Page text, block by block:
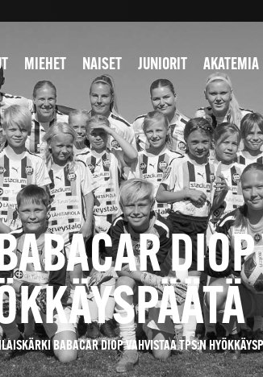
MIEHET NAISET JUNIORIT AKATEMIA
BABACAR DIOP VAHVISTAA TPS:N